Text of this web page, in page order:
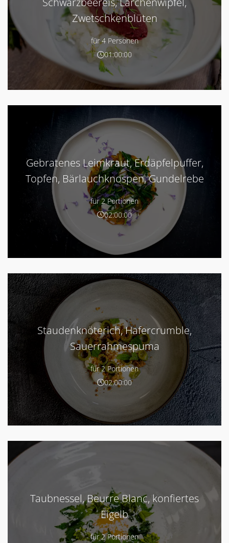
Zwetschkenblüten
für 4 Personen
01:00:00
Gebratenes Leimkraut, Erdäpfelpuffer,
Topfen, Bärlauchknospen, Gundelrebe
für 2 Portionen
02:00:00
Staudenknöterich, Hafercrumble,
Sauerrahmespuma
für 2 Portionen
02:00:00
Taubnessel, Beurre Blanc, konfiertes
Eigelb
für 2 Portionen